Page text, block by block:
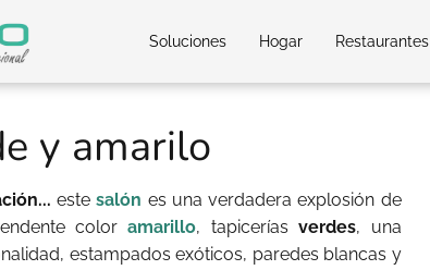
Soluciones Hogar Restaurantes
y amarilo
estesalón es una verdadera explosión de
coloramarillo, tapiceríasverdes, una
estampados exóticos, paredes blancas y